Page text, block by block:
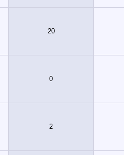
20
0
2